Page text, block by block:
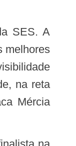
melhores
na reta
Mércia